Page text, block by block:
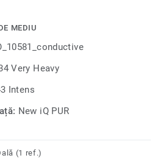
MEDIU
Very Heavy
Intens
New iQ PUR
(1 ref.)